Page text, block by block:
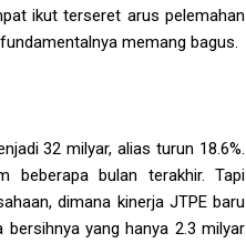
ikut terseret arus pelemahan
memang bagus.
32 milyar, alias turun 18.6%.
beberapa bulan terakhir. Tapi
dimana kinerja JTPE baru
yang hanya 2.3 milyar